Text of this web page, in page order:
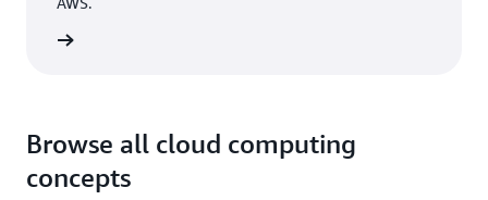
Browse all cloud computing
concepts